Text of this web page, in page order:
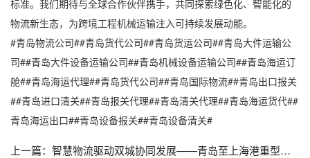
标准。我们期待与全球合作伙伴携手，共同探索绿色化、智能化的
物流新生态，为跨境工程机械运输注入可持续发展动能。
#青岛物流公司##青岛货代公司##青岛货运公司##青岛大件运输公
司##青岛大件设备运输公司##青岛机械设备运输公司##青岛海运订
舱##青岛海运代理##青岛货代公司##青岛国际物流##青岛出口报关
##青岛进口清关##青岛报关代理##青岛清关代理##青岛海运货代##
青岛海运出口##青岛设备报关##青岛设备清关#
上一篇： 智慧物流驱动双城协同发展——青岛至上海港重型机械全链路运输体系创新实践